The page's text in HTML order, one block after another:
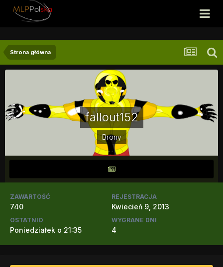
Strona główna
fallout152
Brony
ZAWARTOŚĆ
740
REJESTRACJA
Kwiecień 9, 2013
OSTATNIO
Poniedziałek o 21:35
WYGRANE DNI
4